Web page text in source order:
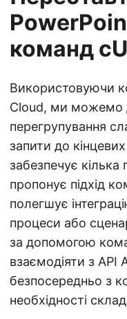
команд
Використовуючи
Cloud, ми можемо
перегрупування
запити до
забезпечує
пропонує підхід
полегшує
процеси або
за допомогою
взаємодіяти з API
безпосередньо з
необхідності